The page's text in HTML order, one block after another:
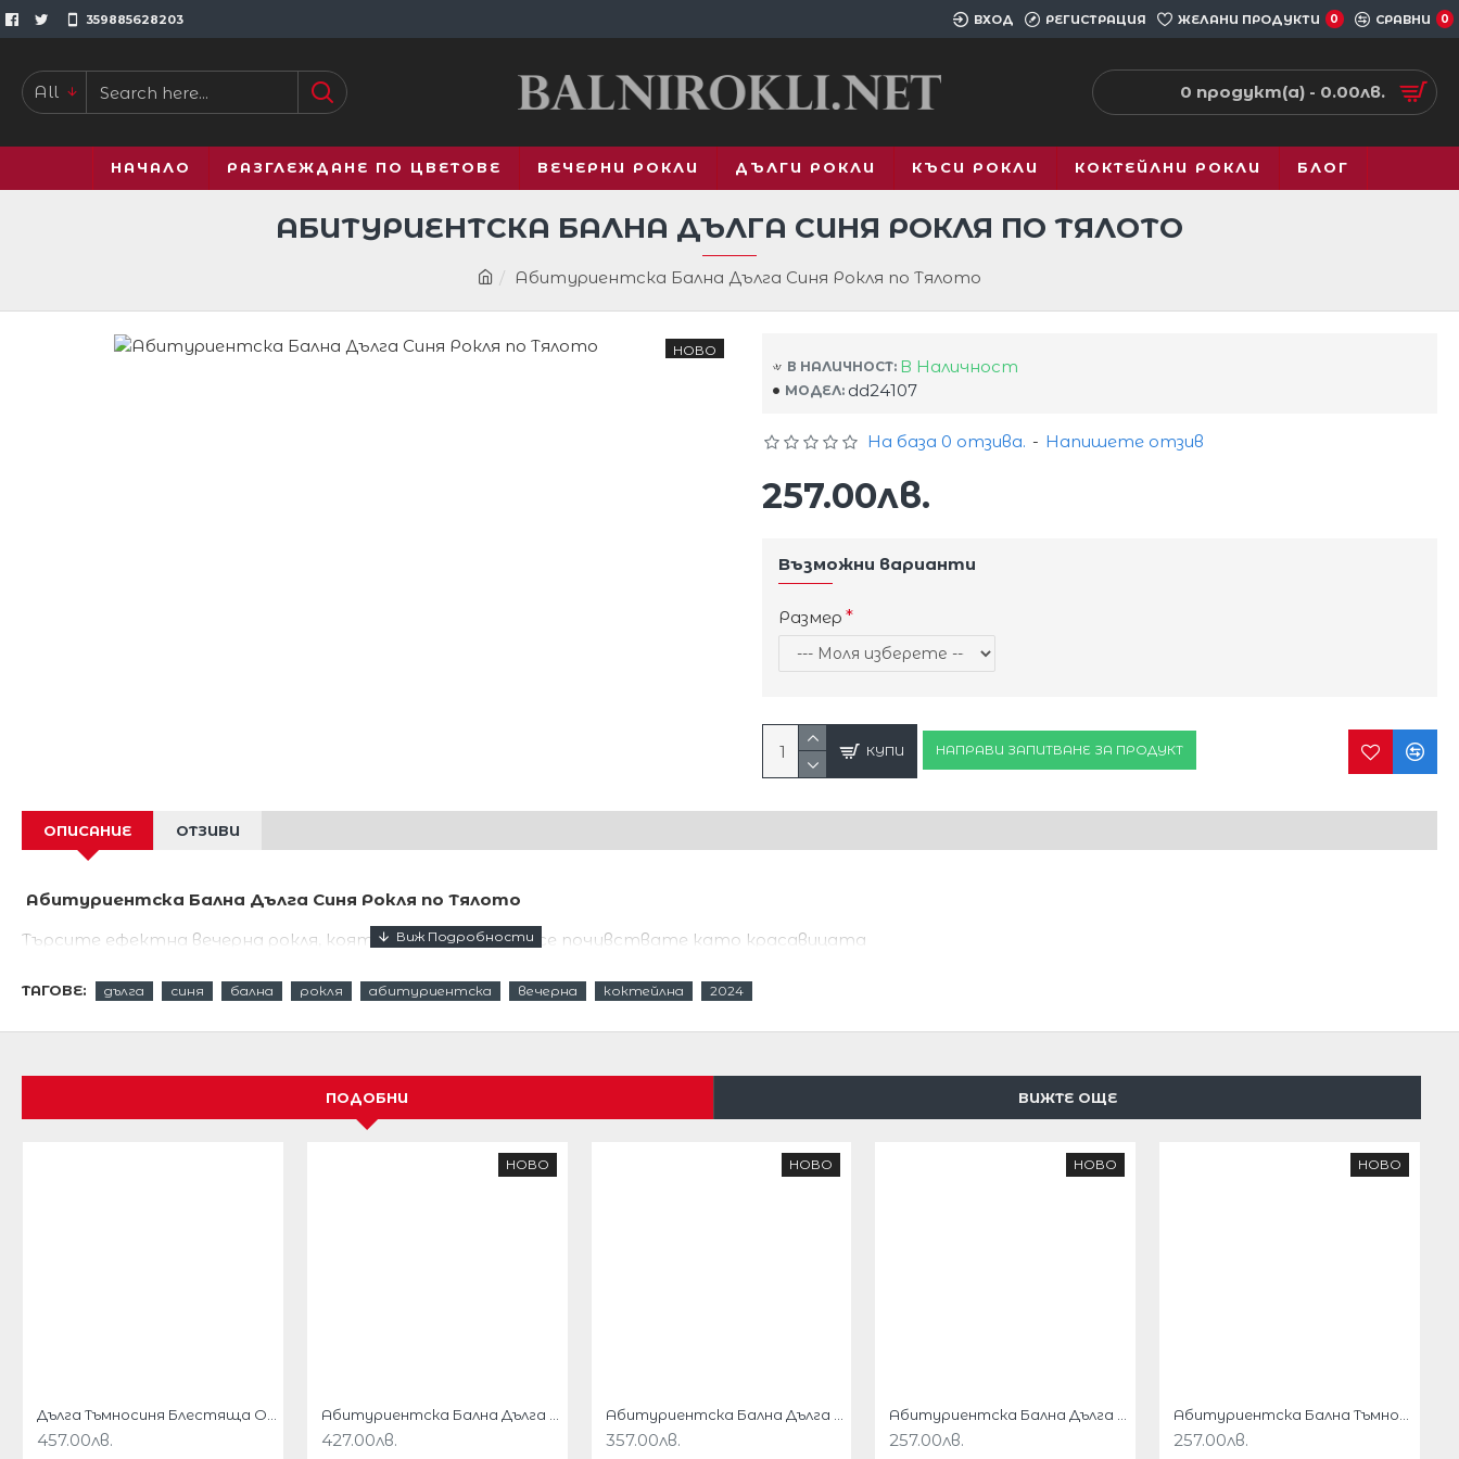
359885628203 ВХОД РЕГИСТРАЦИЯ ЖЕЛАНИ ПРОДУКТИ 0 СРАВНИ 0
All 0 продукт(а) - 0.00лв.
НАЧАЛО РАЗГЛЕЖДАНЕ ПО ЦВЕТОВЕ ВЕЧЕРНИ РОКЛИ ДЪЛГИ РОКЛИ КЪСИ РОКЛИ КОКТЕЙЛНИ РОКЛИ БЛОГ
Абитуриентска Бална Дълга Синя Рокля по Тялото
АБИТУРИЕНТСКА БАЛНА ДЪЛГА СИНЯ РОКЛЯ ПО ТЯЛОТО
НОВО
В НАЛИЧНОСТ: В Наличност
МОДЕЛ: dd24107
На база 0 отзива. - Напишете отзив
257.00лв.
Възможни варианти
Размер
КУПИ НАПРАВИ ЗАПИТВАНЕ ЗА ПРОДУКТ
ОПИСАНИЕ ОТЗИВИ
Абитуриентска Бална Дълга Синя Рокля по Тялото
Търсите ефектна вечерна рокля, която ще ви накара да се почувствате като красавицата
Макси роклята трябва да присъства в гардероба на всяко момиче. Тази макси рокля с деколте
с отворени рамена се отличава с гмуркащ креп материал, подгъв тип русалка и плисирани
ще направите изявление във всяка обстановка.
Материал :95% Polyester 5 % elastan
Този прекрасен модел е подходящ за всеки официален повод.
ТАГОВЕ: дълга синя бална рокля абитуриентска вечерна коктейлна 2024
ПОДОБНИ ВИЖТЕ ОЩЕ
457.00лв.
НОВО
427.00лв.
НОВО
357.00лв.
НОВО
257.00лв.
НОВО
257.00лв.